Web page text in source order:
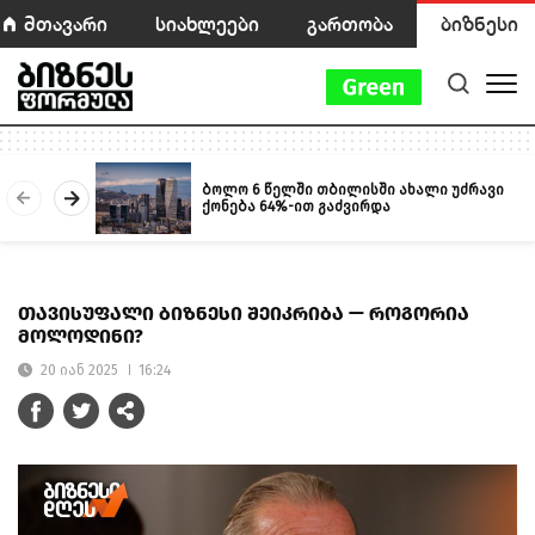
მთავარი სიახლეები გართობა ბიზნესი
ბოლო 6 წელში თბილისში ახალი უძრავი
ქონება 64%-ით გაძვირდა
თავისუფალი ბიზნესი შეიკრიბა — როგორია
მოლოდინი?
20 იან 2025 16:24